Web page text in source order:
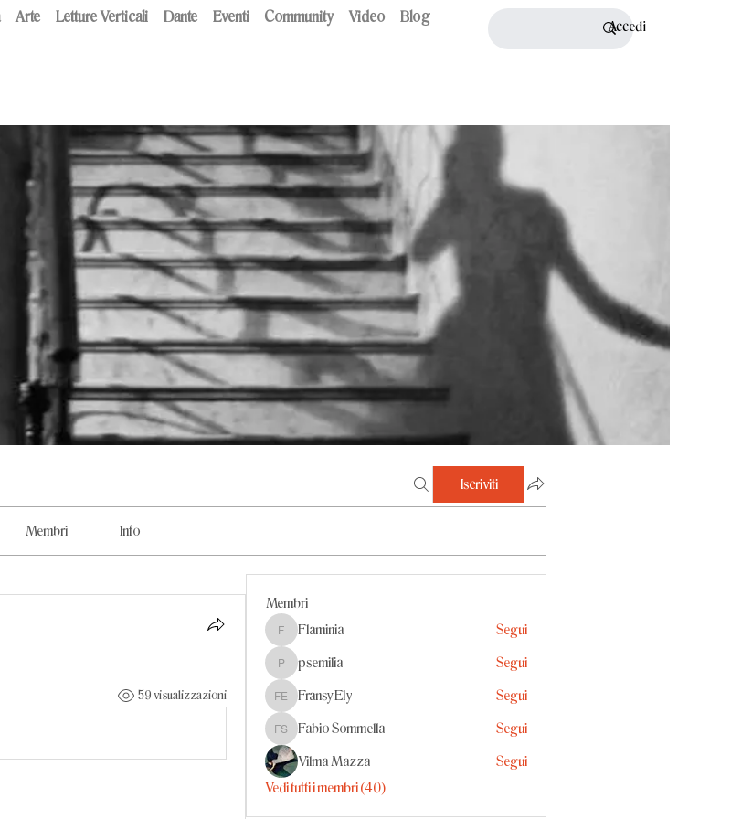
Arte Letture Verticali Dante Eventi Community Video
Blog
Accedi
Iscriviti
Membri Info
59 visualizzazioni
Membri
Flaminia
Flaminia Segui
psemilia
psemilia Segui
Fransy Ely
Fransy Ely Segui
Fabio Sommella
Fabio Sommella
Segui
Vilma Mazza
Segui
Vedi tutti i membri (40)